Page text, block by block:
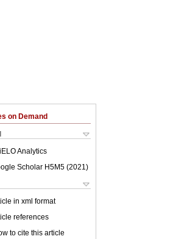
on Demand
Analytics
Scholar H5M5 (2021 )
in xml format
references
to cite this article